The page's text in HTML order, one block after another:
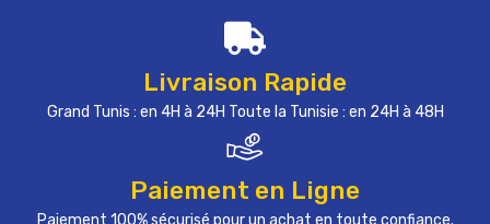
Livraison Rapide
Grand Tunis : en 4H à 24H Toute la Tunisie : en 24H à 48H
Paiement en Ligne
Paiement 100% sécurisé pour un achat en toute confiance.